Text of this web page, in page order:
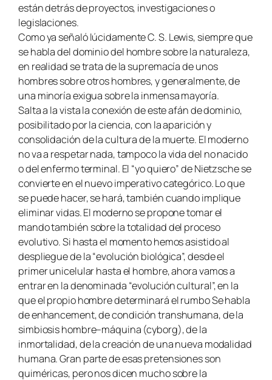
están detrás de proyectos, investigaciones o
legislaciones.
Como ya señaló lúcidamente C. S. Lewis, siempre que
se habla del dominiodel hombre sobre la naturaleza,
en realidad se trata de la supremacía de unos
hombres sobre otros hombres, y generalmente, de
una minoría exigua sobre la inmensa mayoría.
Salta a la vista la conexión de este afán de dominio,
posibilitado por la ciencia, con la aparición y
consolidación de la cultura de la muerte. El moderno
no va a respetar nada, tampoco la vida del no nacido
o del enfermo terminal. El “yo quiero” de Nietzsche se
convierte en el nuevo imperativo categórico. Lo que
se puede hacer, se hará, también cuando implique
eliminar vidas. El moderno se propone tomar el
mando también sobre la totalidad del proceso
evolutivo. Si hasta el momento hemos asistido al
despliegue de la “evolución biológica”, desde el
primer unicelular hasta el hombre, ahora vamos a
entrar en la denominada “evolución cultural”, en la
que el propio hombre determinará el rumbo Se habla
de enhancement, de condición transhumana, de la
simbiosis hombre–máquina (cyborg), de la
inmortalidad, de la creación de una nueva modalidad
humana. Gran parte de esas pretensiones son
quiméricas, pero nos dicen mucho sobre la